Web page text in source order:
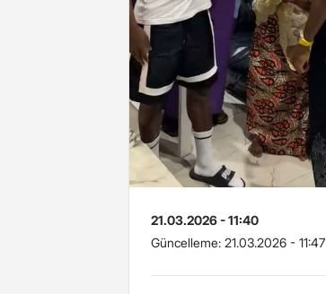
21.03.2026 - 11:40
Güncelleme: 21.03.2026 - 11:47